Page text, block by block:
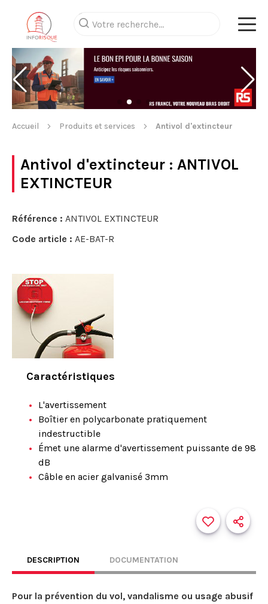
Accueil Produits et services Antivol d'extincteur
Antivol d'extincteur : ANTIVOL
EXTINCTEUR
Référence : ANTIVOL EXTINCTEUR
Code article : AE-BAT-R
Caractéristiques
L'avertissement
Boîtier en polycarbonate pratiquement
indestructible
Émet une alarme d'avertissement puissante de 98
dB
Câble en acier galvanisé 3mm
DESCRIPTION DOCUMENTATION
Pour la prévention du vol, vandalisme ou usage abusif